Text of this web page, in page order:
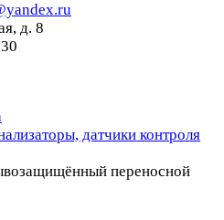
д. 8
датчики контроля
переносной